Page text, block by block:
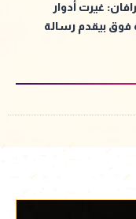
غيرت أدوار
بيقدم رسالة